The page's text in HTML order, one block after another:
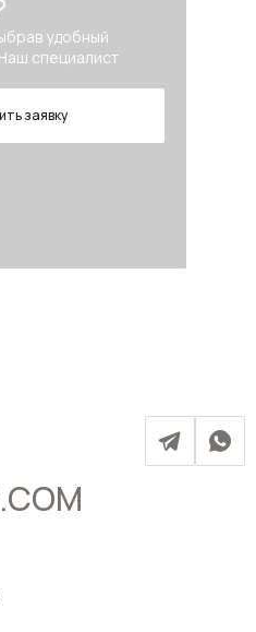
удобный
специалист
заявку